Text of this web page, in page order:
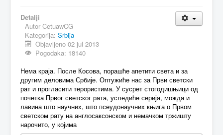
Detalji
Autor CetuawCG
Kategorija: Srbija
Objavljeno 02 jul 2013
Pogodaka: 18140
Нема краја. После Косова, порашће апетити света и за
другим деловима Србије. Оптужиће нас за Први светски
рат и прогласити терористима. У сусрет стогодишњици од
почетка Првог светског рата, уследиће серија, можда и
лавина што научних, што псеудонаучних књига о Првом
светском рату на англосаксонском и немачком тржишту
нарочито, у којима